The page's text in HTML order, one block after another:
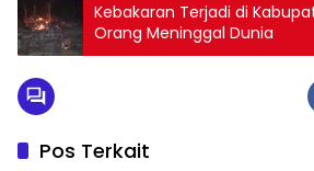
Kebakaran Terjadi di
Orang Meninggal Dunia
Pos Terkait